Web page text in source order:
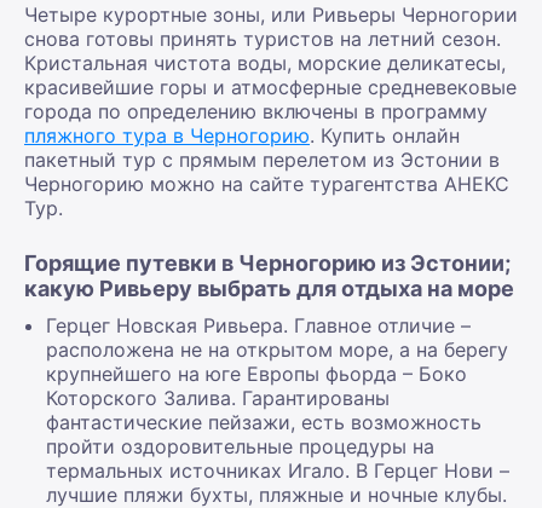
Четыре курортные зоны, или Ривьеры Черногории
снова готовы принять туристов на летний сезон.
Кристальная чистота воды, морские деликатесы,
красивейшие горы и атмосферные средневековые
города по определению включены в программу
пляжного тура в Черногорию. Купить онлайн
пакетный тур с прямым перелетом из Эстонии в
Черногорию можно на сайте турагентства АНЕКС
Тур.
Горящие путевки в Черногорию из Эстонии;
какую Ривьеру выбрать для отдыха на море
Герцег Новская Ривьера. Главное отличие –
расположена не на открытом море, а на берегу
крупнейшего на юге Европы фьорда – Боко
Которского Залива. Гарантированы
фантастические пейзажи, есть возможность
пройти оздоровительные процедуры на
термальных источниках Игало. В Герцег Нови –
лучшие пляжи бухты, пляжные и ночные клубы.